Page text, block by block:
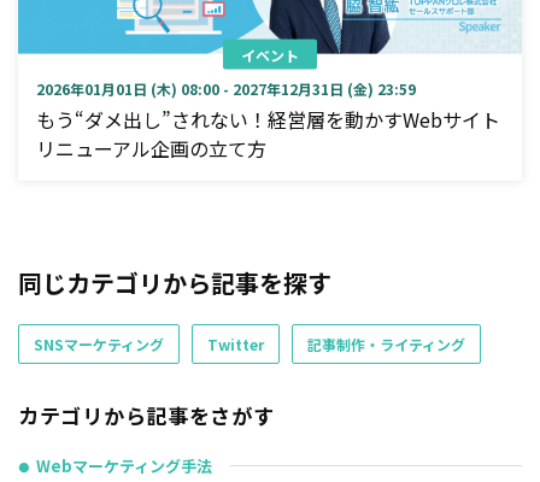
イベント
2026年01月01日 (木) 08:00 - 2027年12月31日 (金) 23:59
もう“ダメ出し”されない！経営層を動かすWebサイト
リニューアル企画の立て方
同じカテゴリから記事を探す
SNSマーケティング Twitter 記事制作・ライティング
カテゴリから記事をさがす
● Webマーケティング手法